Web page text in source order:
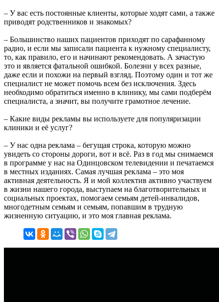
– У вас есть постоянные клиенты, которые ходят сами, а также
приводят родственников и знакомых?
– Большинство наших пациентов приходят по сарафанному
радио, и если мы записали пациента к нужному специалисту,
то, как правило, его и начинают рекомендовать. А зачастую
это и является фатальной ошибкой. Болезни у всех разные,
даже если и похожи на первый взгляд. Поэтому один и тот же
специалист не может помочь всем без исключения. Здесь
необходимо обратиться именно в клинику, мы сами подберём
специалиста, а значит, вы получите грамотное лечение.
– Какие виды рекламы вы используете для популяризации
клиники и её услуг?
– У нас одна реклама – бегущая строка, которую можно
увидеть со стороны дороги, вот и всё. Раз в год мы снимаемся
в программе у нас на Одинцовском телевидении и печатаемся
в местных изданиях. Самая лучшая реклама – это моя
активная деятельность. Я и мой коллектив активно участвуем
в жизни нашего города, выступаем на благотворительных и
социальных проектах, помогаем семьям детей-инвалидов,
многодетным семьям и семьям, попавшим в трудную
жизненную ситуацию, и это моя главная реклама.